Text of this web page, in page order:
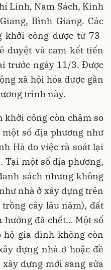
Linh, Nam Sách, Kinh
Bình Giang. Các
khởi công được từ 73-
duyệt và cam kết tiến
trước ngày 11/3. Được
xã hội hóa được gần
trình này.
khởi công còn chậm so
số địa phương như
Hà do việc rà soát lại
Tại một số địa phương,
sách nhưng không
nhà ở xây dựng trên
cây lâu năm), đất
đã chết… Một số
hộ gia đình không còn
dựng nhà ở hoặc đề
dựng mới sang sửa